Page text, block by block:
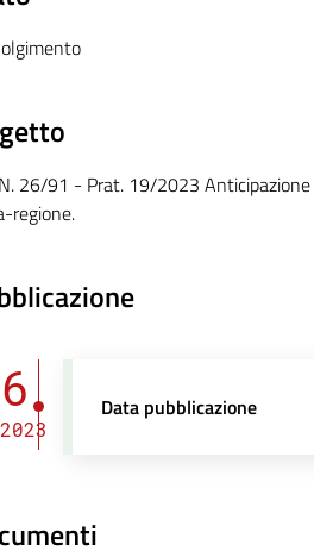
26/91 - Prat. 19/2023
regione.
Data pubblicazione